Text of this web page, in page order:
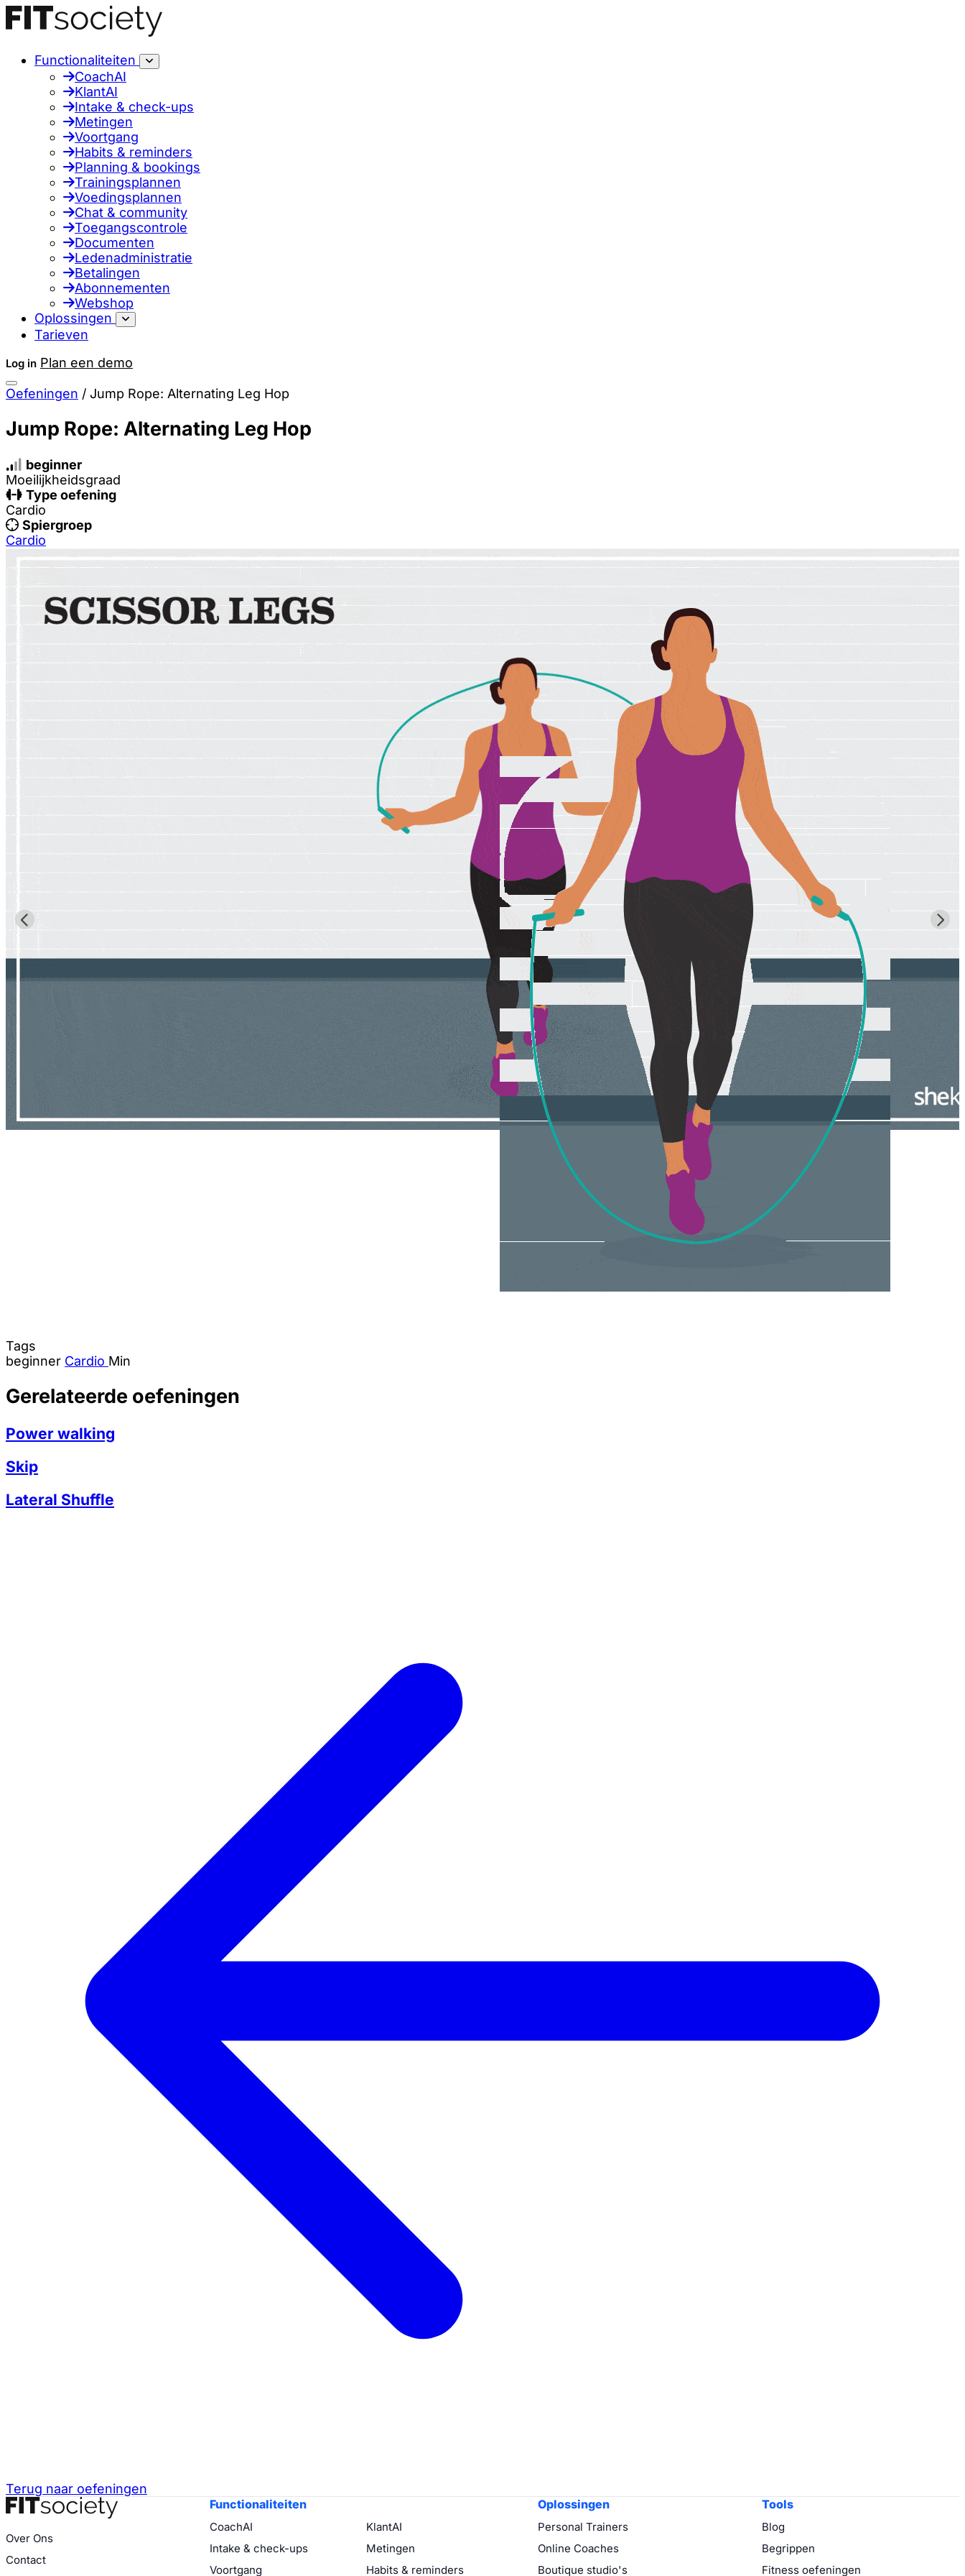
Functionaliteiten
CoachAI
KlantAI
Intake & check-ups
Metingen
Voortgang
Habits & reminders
Planning & bookings
Trainingsplannen
Voedingsplannen
Chat & community
Toegangscontrole
Documenten
Ledenadministratie
Betalingen
Abonnementen
Webshop
Oplossingen
Tarieven
Log in Plan een demo
Oefeningen / Jump Rope: Alternating Leg Hop
Jump Rope: Alternating Leg Hop
beginner
Moeilijkheidsgraad
Type oefening
Cardio
Spiergroep
Cardio
Tags
beginner Cardio Min
Gerelateerde oefeningen
Power walking
Skip
Lateral Shuffle
Terug naar oefeningen
Over Ons
Contact
Functionaliteiten
CoachAI
KlantAI
Intake & check-ups
Metingen
Voortgang
Habits & reminders
Oplossingen
Personal Trainers
Online Coaches
Boutique studio's
Tools
Blog
Begrippen
Fitness oefeningen